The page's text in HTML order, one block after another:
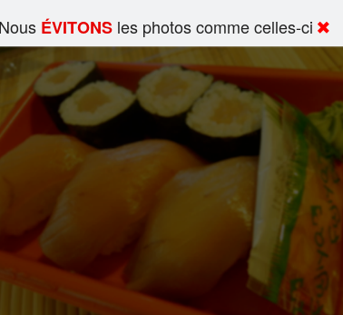
Nous ÉVITONSles photos comme celles-ci